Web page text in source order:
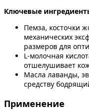
Ключевые
Пемза, косточки
механических
размеров для
L-молочная
отшелушивает
Масла лаванды,
средству
Применение